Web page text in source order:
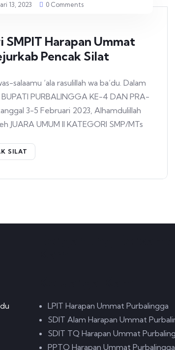
13, 2023 0 Comments
SMPIT Harapan Ummat
Pencak Silat
salaamu ‘ala rasulillah wa ba’du. Dalam
PURBALINGGA KE-4 DAN PRA-
3-5 Februari 2023, Alhamdulillah
JUARA UMUM II KATEGORI SMP/MTs
SILAT
LPIT Harapan Ummat Purbalingga
SDIT Alam Harapan Ummat
SDIT TQ Harapan Ummat
PPTQ Harapan Ummat Purbalingga